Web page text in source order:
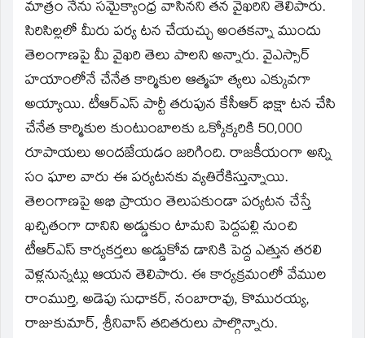
మాత్రం నేను సమైక్యాంధ్ర వాసినని తన వైఖరిని తెలిపారు.
సిరిసిల్లలో మీరు పర్య టన చేయచ్చు అంతకన్నా ముందు
తెలంగాణపై మీ వైఖరి తెలు పాలని అన్నారు. వైఎస్సార్‌
హయాంలోనే చేనేత కార్మికుల ఆత్మహ త్యలు ఎక్కువగా
అయ్యాయి. టీఆర్‌ఎస్‌ పార్టీ తరుపున కేసీఆర్‌ భిక్షా టన చేసి
చేనేత కార్మికుల కుంటుంబాలకు ఒక్కోక్కరికి 50,000
రూపాయలు అందజేయడం జరిగింది. రాజకీయంగా అన్ని
సం ఘాల వారు ఈ పర్యటనకు వ్యతిరేకిస్తున్నాయి.
తెలంగాణపై అభి ప్రాయం తెలుపకుండా పర్యటన చేస్తే
ఖచ్చితంగా దానిని అడ్డుకుం టామని పెద్దపల్లి నుంచి
టీఆర్‌ఎస్‌ కార్యకర్తలు అడ్డుకోవ డానికి పెద్ద ఎత్తున తరలి
వెళ్లనున్నట్లు ఆయన తెలిపారు. ఈ కార్యక్రమంలో వేముల
రాంముర్తి, అడెపు సుధాకర్‌, నంబారావు, కొమురయ్య,
రాజుకుమార్‌, శ్రీనివాస్‌ తదితరులు పాల్గొన్నారు.